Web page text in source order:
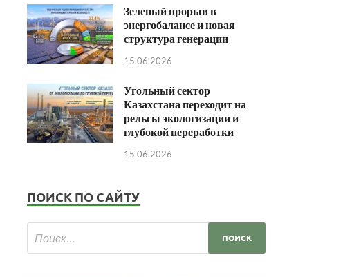
Зеленый прорыв в
энергобалансе и новая
структура генерации
15.06.2026
Угольный сектор
Казахстана переходит на
рельсы экологизации и
глубокой переработки
15.06.2026
ПОИСК ПО САЙТУ